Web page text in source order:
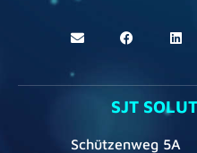
SJT
Schützenweg 5A